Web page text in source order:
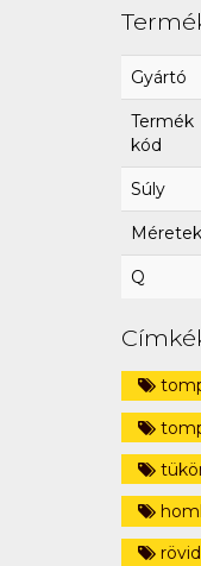
Gyártó
Termék
kód
Súly
Méretek
Q
rövid